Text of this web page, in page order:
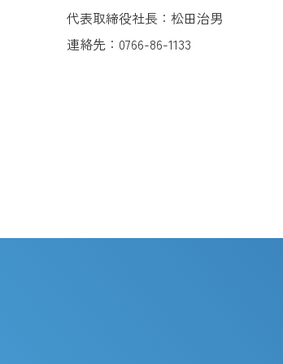
代表取締役社長：松田治男
連絡先：0766-86-1133